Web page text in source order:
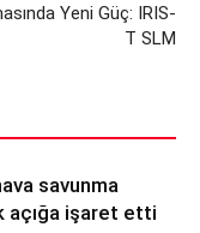
Yeni Güç: IRIS-
T SLM
savunma
açığa işaret etti